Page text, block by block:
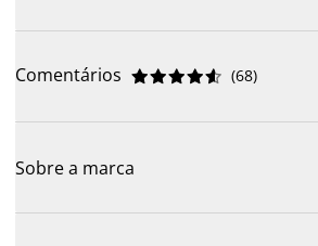
Comentários 




 (68)
Sobre a marca